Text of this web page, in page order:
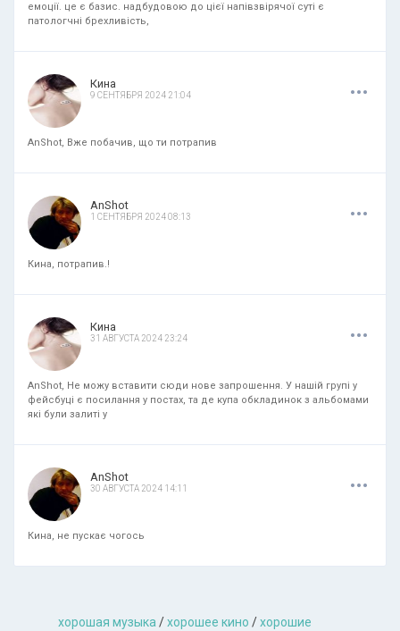
емоції. це є базис. надбудовою до цієї напівзвірячої суті є
патологчні брехливість,
Кина
9 СЕНТЯБРЯ 2024 21:04 ...
AnShot, Вже побачив, що ти потрапив
AnShot
1 СЕНТЯБРЯ 2024 08:13 ...
Кина, потрапив.!
Кина
31 АВГУСТА 2024 23:24 ...
AnShot, Не можу вставити сюди нове запрошення. У нашій групі у
фейсбуці є посилання у постах, та де купа обкладинок з альбомами
які були залиті у
AnShot
30 АВГУСТА 2024 14:11 ...
Кина, не пускає чогось
хорошая музыкa /хорошее кино /хорошие